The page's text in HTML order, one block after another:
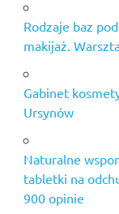
bańką
chińską
ursynów
mineralna
paleta
cieni do
oczu
najlepsze
tabletki
na włosy
peeling
Rodzaje baz
makijaż.
Gabinet
Ursynów
Naturalne
tabletki na
900 opinie